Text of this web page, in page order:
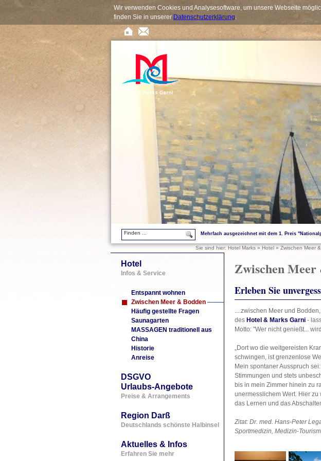
Wir verwenden Cookies und Analysesoftware, um unsere Webseite
finden Sie in unserer Datenschutzerklärung.
Mehrfach ausgezeichnet mit dem 1. Preis
Sie sind hier:Hotel Marks»Hotel»Zwischen Meer
Hotel
Infos & Service
Entspannt wohnen
Zwischen Meer & Bodden
Häufig gestellte Fragen
Saunagarten
MASSAGEN traditionell aus
China
Historie
Anreise
DSGVO
Urlaubs-Angebote
Preise & Arrangements
Region Darß
Deutschlands schönste Halbinsel
Aktuelles & Infos
Erfahren Sie mehr
Zwischen
Erleben Sie
....zwischen Meer und
des Hotel & Marks Garni -
Motto: "Wer nicht genießt...
„Dort wo die weitgereisten
schwingen, ist grenzenlose
Mein spontaner Ausspruch
Stimmungen und stets
bis in mein Zimmer hinein zu
unermesslichem Wert. Hier
das Lernen und das
Zitat: Dr. med. Hans-Peter
Sportmedizin, Medizin-